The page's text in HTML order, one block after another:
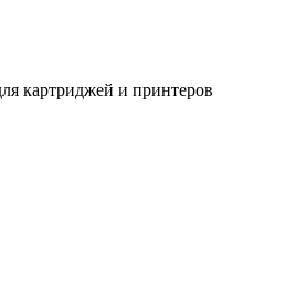
картриджей и принтеров